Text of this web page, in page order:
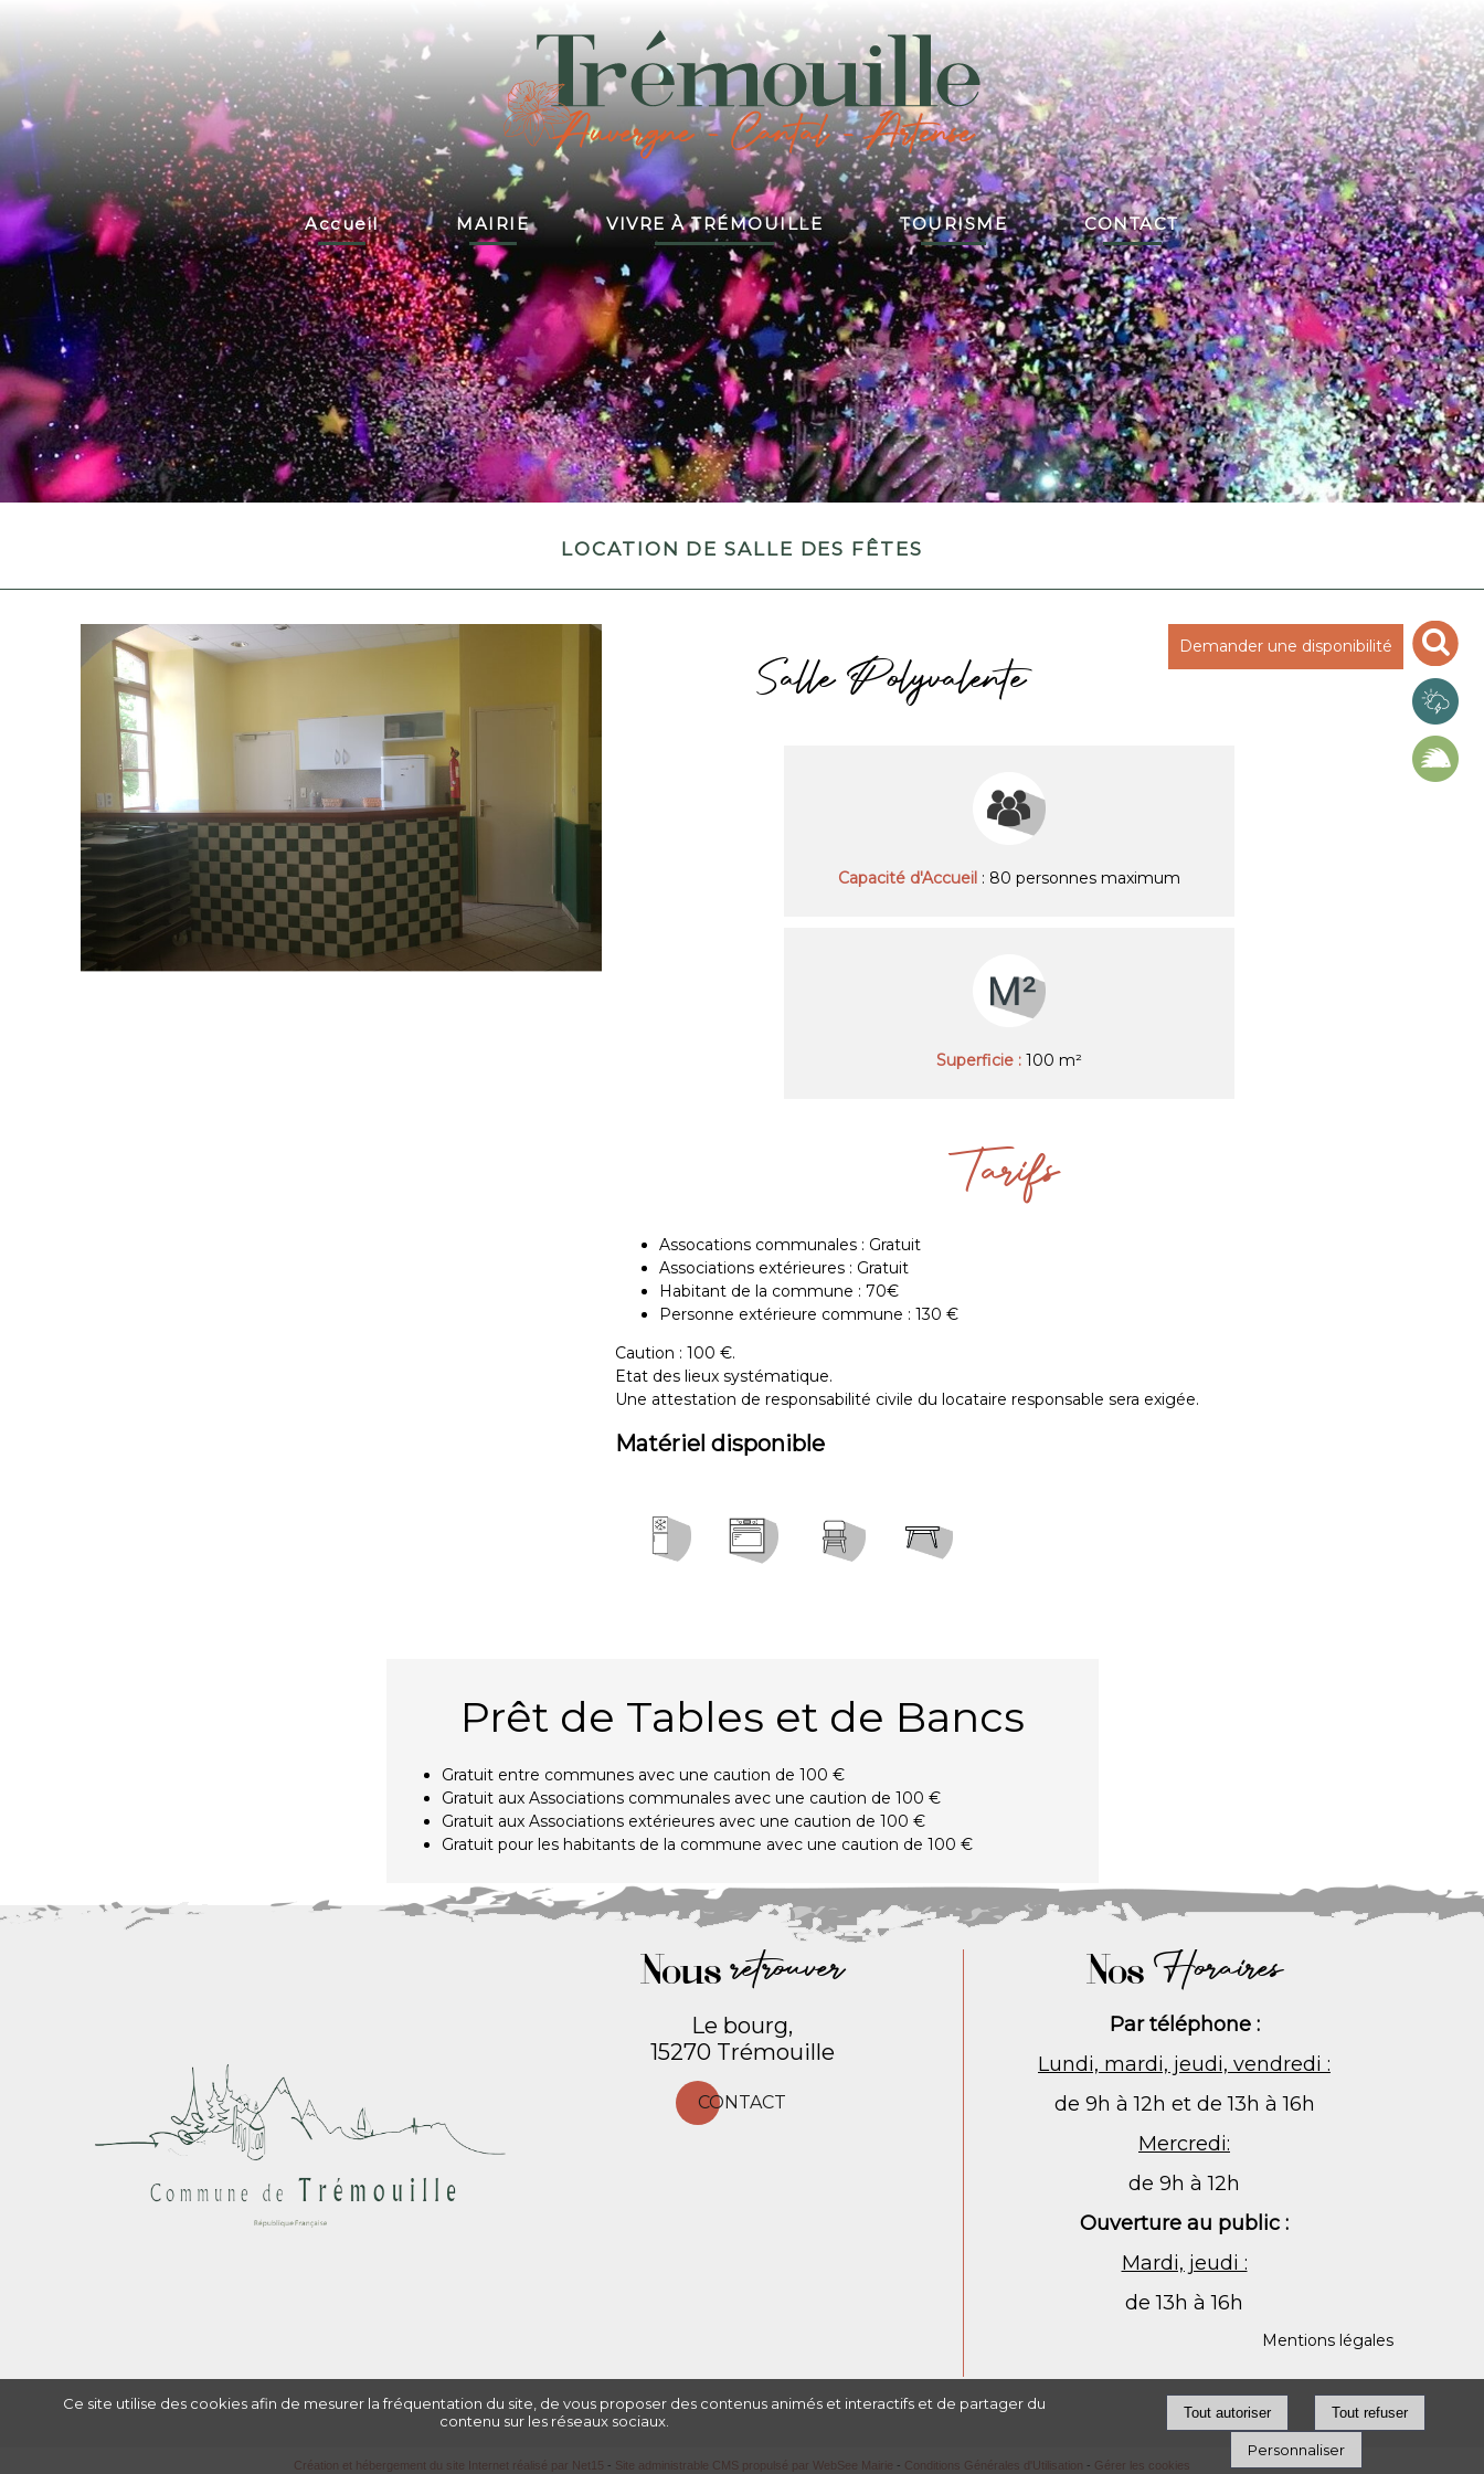
Accueil MAIRIE VIVRE À TRÉMOUILLE TOURISME CONTACT
Location de salle des fêtes
Demander une disponibilité
Salle Polyvalente
Capacité d'Accueil: 80 personnes maximum
Superficie : 100 m²
Tarifs
Assocations communales : Gratuit
Associations extérieures : Gratuit
Habitant de la commune : 70€
Personne extérieure commune : 130 €
Caution : 100 €.
Etat des lieux systématique.
Une attestation de responsabilité civile du locataire responsable sera exigée.
Matériel disponible
Prêt de Tables et de Bancs
Gratuit entre communes avec une caution de 100 €
Gratuit aux Associations communales avec une caution de 100 €
Gratuit aux Associations extérieures avec une caution de 100 €
Gratuit pour les habitants de la commune avec une caution de 100 €
Nousretrouver
Le bourg,
15270 Trémouille
CONTACT
NosHoraires
Par téléphone :
Lundi, mardi, jeudi, vendredi :
de 9h à 12h et de 13h à 16h
Mercredi:
de 9h à 12h
Ouverture au public :
Mardi, jeudi :
de 13h à 16h
Mentions légales
Création et hébergement du site Internet réalisé par Net15 - Site administrable CMS propulsé par WebSee Mairie - Conditions Générales d'Utilisation - Gérer les cookies
Ce site utilise des cookies afin de mesurer la fréquentation du site, de vous proposer des contenus animés et interactifs et de partager du
contenu sur les réseaux sociaux.
Personnaliser